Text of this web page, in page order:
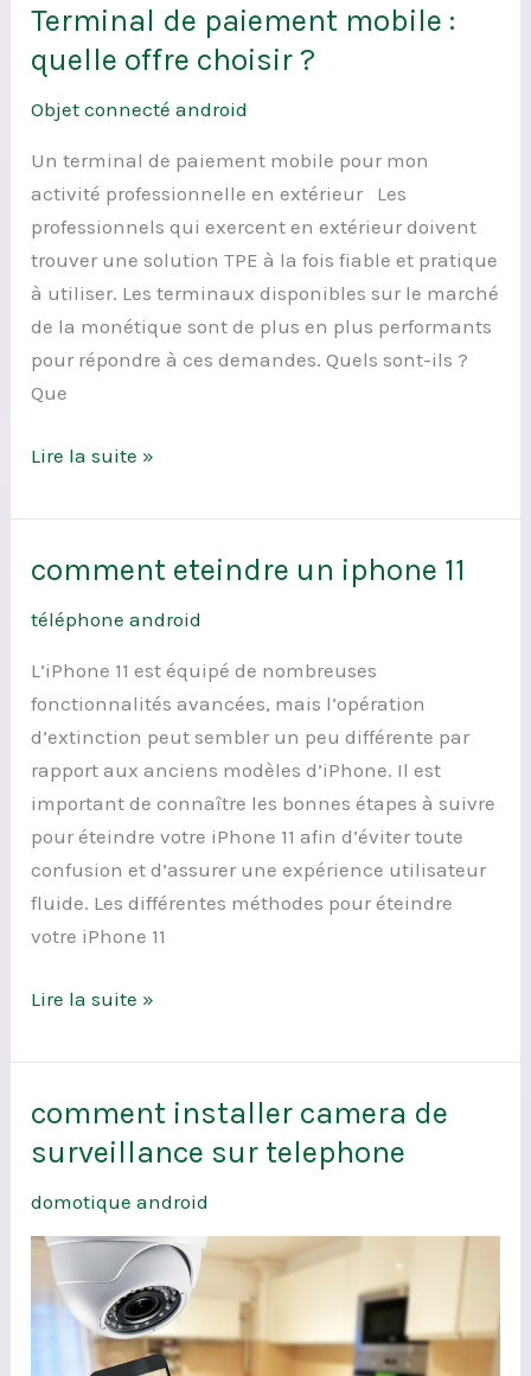
Terminal de paiement mobile :
quelle offre choisir ?
Objet connecté android
Un terminal de paiement mobile pour mon
activité professionnelle en extérieur Les
professionnels qui exercent en extérieur doivent
trouver une solution TPE à la fois fiable et pratique
à utiliser. Les terminaux disponibles sur le marché
de la monétique sont de plus en plus performants
pour répondre à ces demandes. Quels sont-ils ?
Que
Terminal
de
paiement
mobile :
offre
choisir ?
Lire la suite »
comment eteindre un iphone 11
téléphone android
L’iPhone 11 est équipé de nombreuses
fonctionnalités avancées, mais l’opération
d’extinction peut sembler un peu différente par
rapport aux anciens modèles d’iPhone. Il est
important de connaître les bonnes étapes à suivre
pour éteindre votre iPhone 11 afin d’éviter toute
confusion et d’assurer une expérience utilisateur
fluide. Les différentes méthodes pour éteindre
votre iPhone 11
comment
un
iphone
11
Lire la suite »
comment installer camera de
surveillance sur telephone
domotique android
comment
installer
de
surveillance
sur
telephone